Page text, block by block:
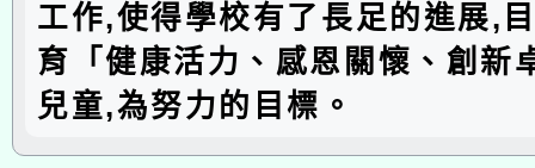
工作,使得學校有了長足的進展,
育「健康活力、感恩關懷、創新
兒童,為努力的目標。